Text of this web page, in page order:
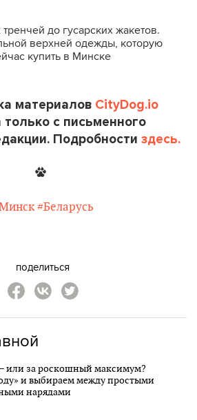
до гусарских жакетов.
верхней одежды, которую
купить в Минске
материалов CityDog.io
с письменного
Подробности здесь.
#Беларусь
поделиться